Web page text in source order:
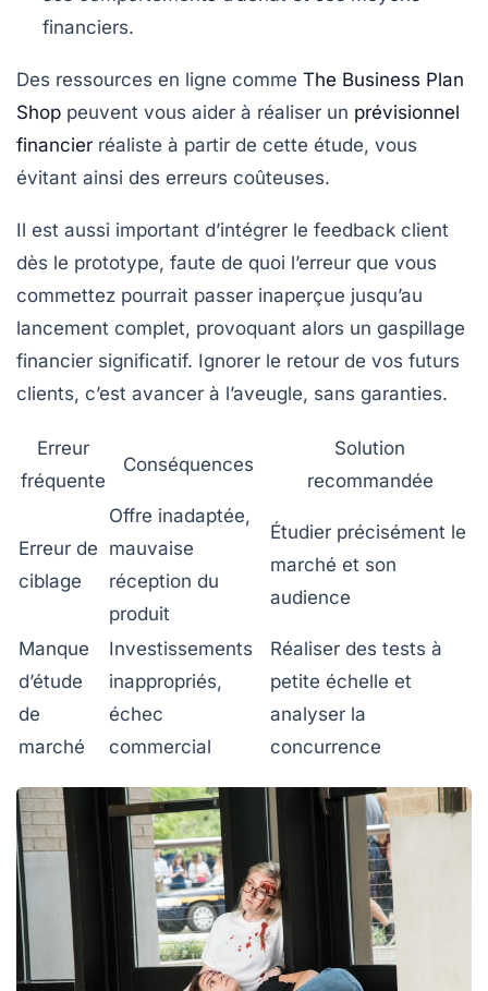
financiers.
Des ressources en ligne comme The Business Plan
Shop peuvent vous aider à réaliser un prévisionnel
financier réaliste à partir de cette étude, vous
évitant ainsi des erreurs coûteuses.
Il est aussi important d’intégrer le feedback client
dès le prototype, faute de quoi l’erreur que vous
commettez pourrait passer inaperçue jusqu’au
lancement complet, provoquant alors un gaspillage
financier significatif. Ignorer le retour de vos futurs
clients, c’est avancer à l’aveugle, sans garanties.
Erreur
fréquente
Conséquences
Solution
recommandée
Erreur de
ciblage
Offre inadaptée,
mauvaise
réception du
produit
Étudier précisément le
marché et son
audience
Manque
d’étude
de
marché
Investissements
inappropriés,
échec
commercial
Réaliser des tests à
petite échelle et
analyser la
concurrence